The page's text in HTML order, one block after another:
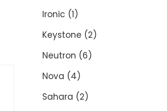
Ironic (1)
Keystone (2)
Neutron (6)
Nova (4)
Sahara (2)